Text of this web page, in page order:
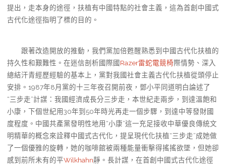
提出，走本身的途徑，扶植有中國特點的社會主義，這為首創中國式
古代化途徑指明了標的目的。
跟著改造開放的推動，我們黨加倍甦醒熟悉到中國古代化扶植的
持久性和艱難性。在迷信剖析國際國Razer雷蛇電競椅際情勢、深入
總結汗青經歷經驗的基本上，黨對我國社會主義古代化扶植從頭停止
安排。1987年8月黨的十三年夜召開前夜，鄧小平同道明白論述了
“三步走”計謀：我國經濟成長分三步走，本世紀走兩步，到達溫飽和
小康，下個世紀用30年到50年時光再走一個步驟，到達中等發財國
度程度。中國共產黨發明性地用“小康”這一充足接收中華優良傳統文
明精華的概念來詮釋中國式古代化，提呈現代化扶植“三步走”成她做
了一個優雅的旋轉，她的咖啡館被兩種能量衝擊得搖搖欲墜，但她卻
感到前所未有的平Wilkhahn靜。長計謀，在首創中國式古代化途徑